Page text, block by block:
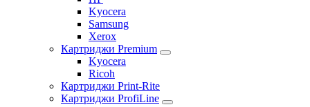
Kyocera
Samsung
Xerox
Картриджи Premium
Kyocera
Ricoh
Картриджи Print-Rite
Картриджи ProfiLine